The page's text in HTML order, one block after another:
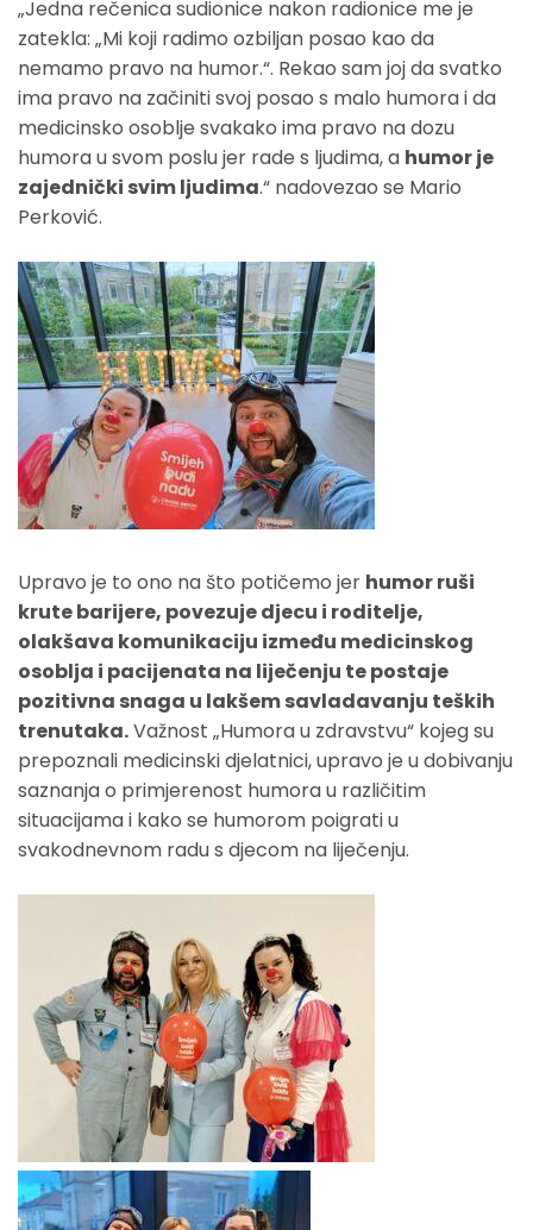
„Jedna rečenica sudionice nakon radionice me je
zatekla: „Mi koji radimo ozbiljan posao kao da
nemamo pravo na humor.“. Rekao sam joj da svatko
ima pravo na začiniti svoj posao s malo humora i da
medicinsko osoblje svakako ima pravo na dozu
humora u svom poslu jer rade s ljudima, a humor je
zajednički svim ljudima.“ nadovezao se Mario
Perković.
Upravo je to ono na što potičemo jer humor ruši
krute barijere, povezuje djecu i roditelje,
olakšava komunikaciju između medicinskog
osoblja i pacijenata na liječenju te postaje
pozitivna snaga u lakšem savladavanju teških
trenutaka.Važnost „Humora u zdravstvu“ kojeg su
prepoznali medicinski djelatnici, upravo je u dobivanju
saznanja o primjerenost humora u različitim
situacijama i kako se humorom poigrati u
svakodnevnom radu s djecom na liječenju.